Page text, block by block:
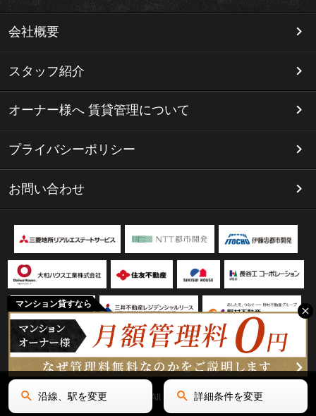
マンション貸すなら
会社概要
スタッフ紹介
オーナー様へ 賃貸管理について
プライバシーポリシー
お問い合わせ
Copyright(C) リミテッド名古屋 All Rights Reserved.
沿線、駅を変更 詳細条件を変更